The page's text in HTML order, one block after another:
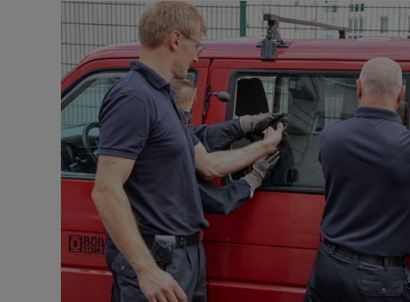
Feuerwehr befreit Kind aus verschlossenem VW Bulli